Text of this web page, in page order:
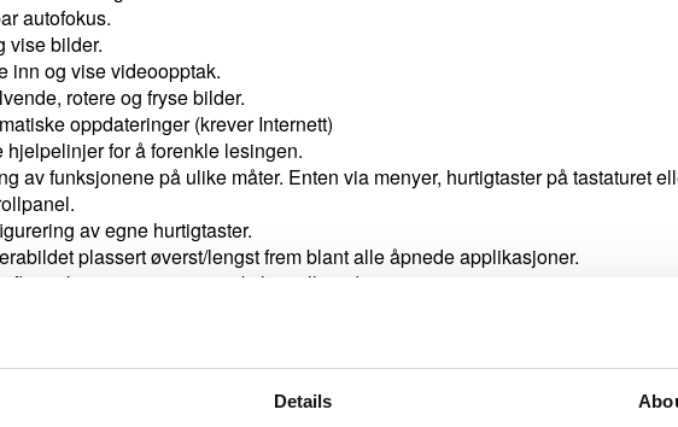
Details
autofokus.
vise bilder.
inn og vise videoopptak.
rotere og fryse bilder.
oppdateringer (krever Internett)
hjelpelinjer for å forenkle lesingen.
av funksjonene på ulike måter. Enten via menyer, hurtigtaster på tastaturet
av egne hurtigtaster.
plassert øverst/lengst frem blant alle åpnede applikasjoner.
flere aktive visninger og veksle mellom disse.
for motordrevne kameraer i MagniLink AIR-familien.
for flere videostrømmer og delt bilde mellom disse, for eksempel samtidig